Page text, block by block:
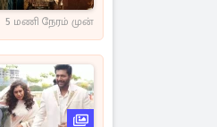
5 மணி நேரம் முன்